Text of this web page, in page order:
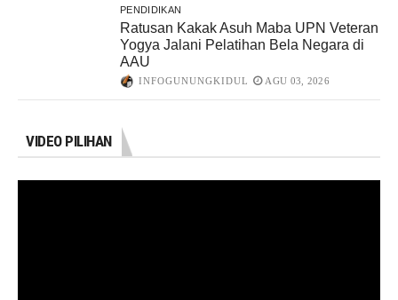
PENDIDIKAN
Ratusan Kakak Asuh Maba UPN Veteran
Yogya Jalani Pelatihan Bela Negara di
AAU
INFOGUNUNGKIDUL AGU 03, 2026
VIDEO PILIHAN